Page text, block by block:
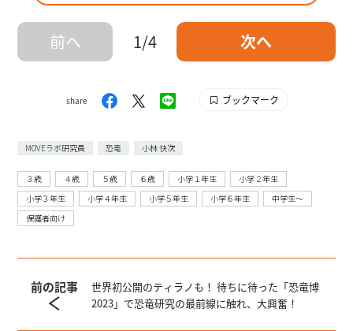
前へ 1/4 次へ
share ブックマーク
MOVEラボ研究員 恐竜 小林 快次
３歳 ４歳 ５歳 ６歳 小学１年生
小学２年生
小学３年生
小学４年生 小学５年生 小学６年生
中学生〜
保護者向け
前の記事
世界初公開のティラノも！ 待ちに待った「恐竜博
2023」で恐竜研究の最前線に触れ、大興奮！